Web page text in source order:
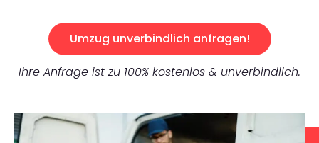
Umzug unverbindlich anfragen!
Ihre Anfrage ist zu 100% kostenlos & unverbindlich.